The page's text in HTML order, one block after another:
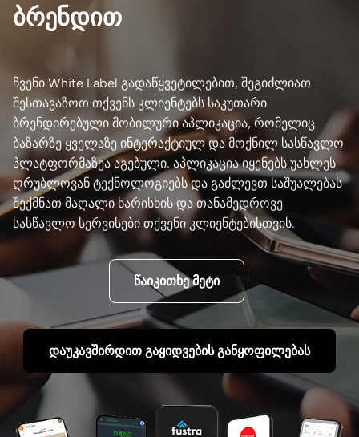
ᲑᲠᲔᲜᲓᲘᲗ
ჩვენი White Label გადაწყვეტილებით, შეგიძლიათ
შესთავაზოთ თქვენს კლიენტებს საკუთარი
ბრენდირებული მობილური აპლიკაცია, რომელიც
ბაზარზე ყველაზე ინტერაქტიულ და მოქნილ სასწავლო
პლატფორმაზეა აგებული. აპლიკაცია იყენებს უახლეს
ღრუბლოვან ტექნოლოგიებს და გაძლევთ საშუალებას
შექმნათ მაღალი ხარისხის და თანამედროვე
სასწავლო სერვისები თქვენი კლიენტებისთვის.
წაიკითხე მეტი
დაუკავშირდით გაყიდვების განყოფილებას